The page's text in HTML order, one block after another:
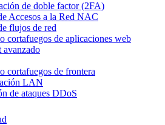
de doble factor (2FA)
Accesos a la Red NAC
flujos de red
cortafuegos de aplicaciones web
avanzado
cortafuegos de frontera
LAN
de ataques DDoS